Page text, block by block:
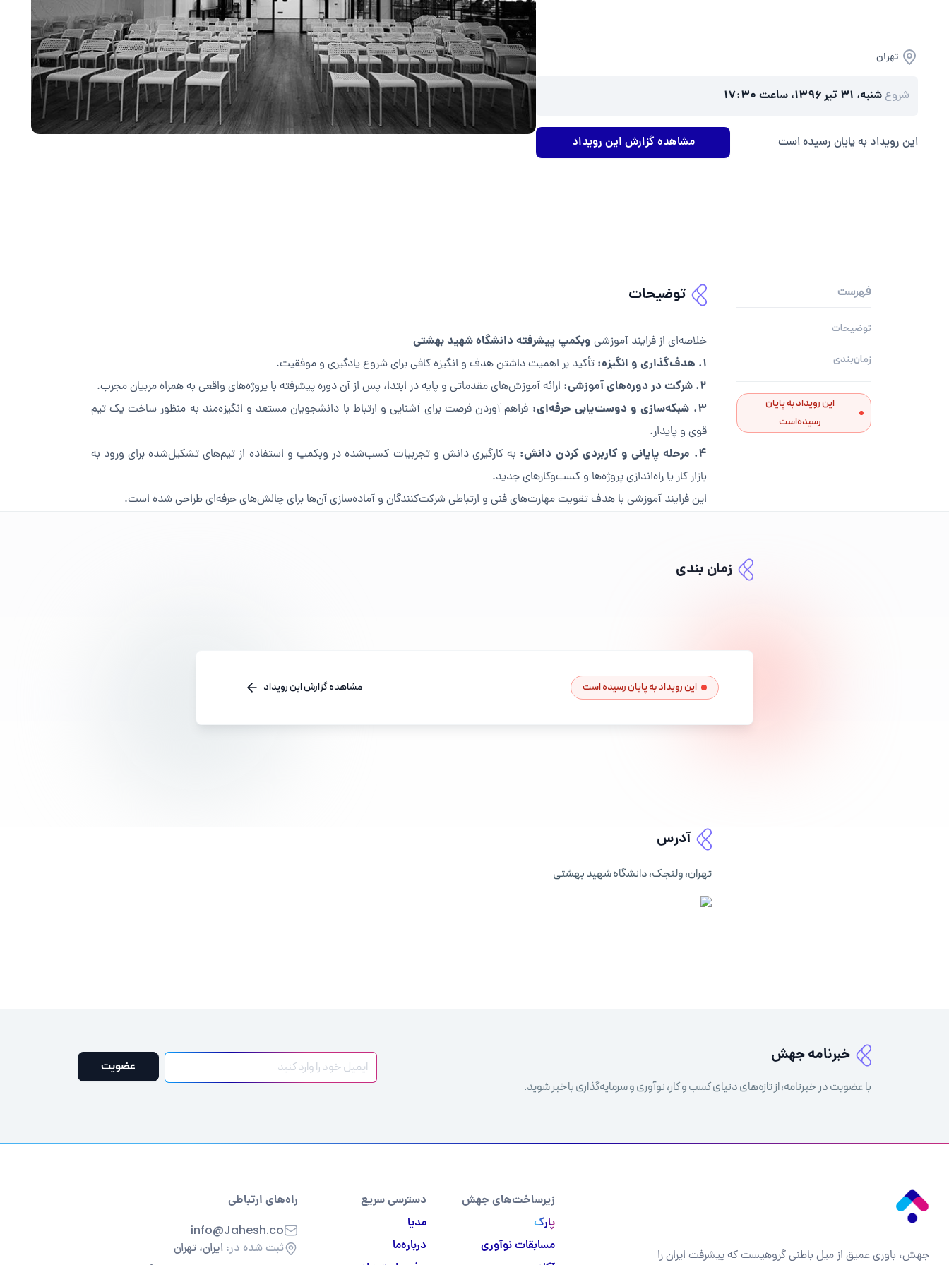
تهران
شروع شنبه، ۳۱ تیر ۱۳۹۶، ساعت ۱۷:۳۰
این رویداد به پایان رسیده است مشاهده گزارش این رویداد
فهرست
توضیحات
زمان‌بندی
این رویداد به پایان
رسیده‌است
توضیحات
خلاصه‌ای از فرایند آموزشی وبکمپ پیشرفته دانشگاه شهید بهشتی
۱. هدف‌گذاری و انگیزه:
تأکید بر اهمیت داشتن هدف و انگیزه کافی برای شروع یادگیری و موفقیت.
۲. شرکت در دوره‌های آموزشی: ارائه آموزش‌های مقدماتی و پایه در ابتدا، پس از آن دوره پیشرفته با پروژه‌های واقعی به همراه مربیان مجرب.
۳. شبکه‌سازی و دوست‌یابی حرفه‌ای:
فراهم آوردن فرصت برای آشنایی و ارتباط با دانشجویان مستعد و انگیزه‌مند به منظور ساخت یک تیم
قوی و پایدار.
۴. مرحله پایانی و کاربردی کردن دانش:
به کارگیری دانش و تجربیات کسب‌شده در وبکمپ و استفاده از تیم‌های تشکیل‌شده برای ورود به
بازار کار یا راه‌اندازی پروژه‌ها و کسب‌وکارهای جدید.
این فرایند آموزشی با هدف تقویت مهارت‌های فنی و ارتباطی شرکت‌کنندگان و آماده‌سازی آن‌ها برای چالش‌های حرفه‌ای طراحی شده است.
زمان بندی
این رویداد به پایان رسیده است مشاهده گزارش این رویداد
آدرس
تهران، ولنجک، دانشگاه شهید بهشتی
خبرنامه جهش
با عضویت در خبرنامه، از تازه‌های دنیای کسب و کار، نوآوری و سرمایه‌گذاری باخبر شوید.
عضویت
جهش، باوری عمیق از میل باطنی گروهیست که پیشرفت ایران را
زیرساخت‌های جهش
پارک
مسابقات نوآوری
دسترسی سریع
مدیا
درباره‌ما
راه‌های ارتباطی
info@Jahesh.co
ثبت شده در: ایران، تهران